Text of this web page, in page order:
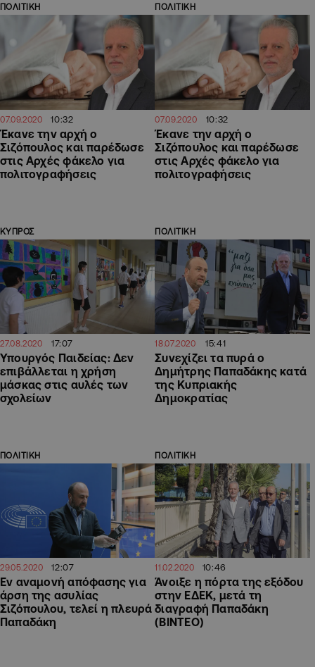
ΠΟΛΙΤΙΚΗ
07.09.2020 10:32
Έκανε την αρχή ο
Σιζόπουλος και παρέδωσε
στις Αρχές φάκελο για
πολιτογραφήσεις
ΠΟΛΙΤΙΚΗ
07.09.2020 10:32
Έκανε την αρχή ο
Σιζόπουλος και παρέδωσε
στις Αρχές φάκελο για
πολιτογραφήσεις
ΚΥΠΡΟΣ
27.08.2020 17:07
Υπουργός Παιδείας: Δεν
επιβάλλεται η χρήση
μάσκας στις αυλές των
σχολείων
ΠΟΛΙΤΙΚΗ
18.07.2020 15:41
Συνεχίζει τα πυρά ο
Δημήτρης Παπαδάκης κατά
της Κυπριακής
Δημοκρατίας
ΠΟΛΙΤΙΚΗ
29.05.2020 12:07
Εν αναμονή απόφασης για
άρση της ασυλίας
Σιζόπουλου, τελεί η πλευρά
Παπαδάκη
ΠΟΛΙΤΙΚΗ
11.02.2020 10:46
Άνοιξε η πόρτα της εξόδου
στην ΕΔΕΚ, μετά τη
διαγραφή Παπαδάκη
(ΒΙΝΤΕΟ)